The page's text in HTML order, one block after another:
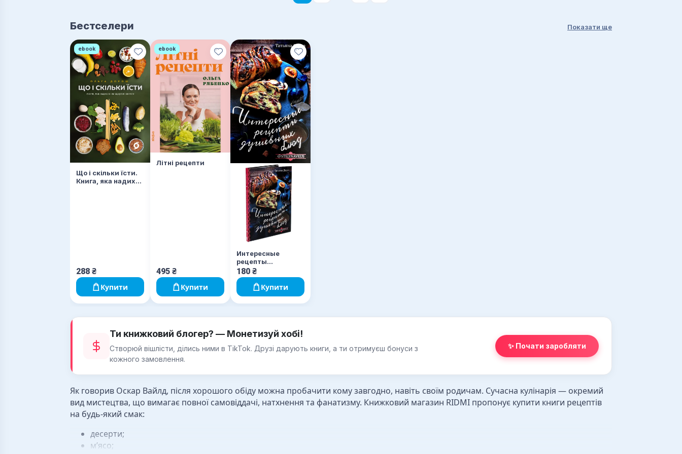
Бестселери Показати ще
ebook
Що і скільки їсти.
Книга, яка надихне
288 ₴
Купити
ebook
Літні рецепти
495 ₴
Купити
Интересные
рецепты
душевных блюд
180 ₴
Купити
Ти книжковий блогер? — Монетизуй хобі!
Створюй вішлісти, ділись ними в TikTok. Друзі дарують книги, а ти отримуєш бонуси з
кожного замовлення.
✨ Почати заробляти
Як говорив Оскар Вайлд, після хорошого обіду можна пробачити кому завгодно, навіть своїм родичам. Сучасна кулінарія — окремий
вид мистецтва, що вимагає повної самовіддачі, натхнення та фанатизму. Книжковий магазин RIDMI пропонує купити книги рецептів
на будь-який смак:
десерти;
м’ясо;